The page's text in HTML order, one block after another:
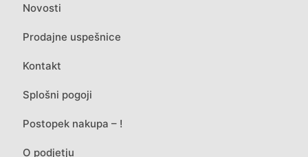
Novosti
Prodajne uspešnice
Kontakt
Splošni pogoji
Postopek nakupa – !
O podjetju